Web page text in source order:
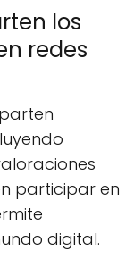
los
redes
participar en
digital.